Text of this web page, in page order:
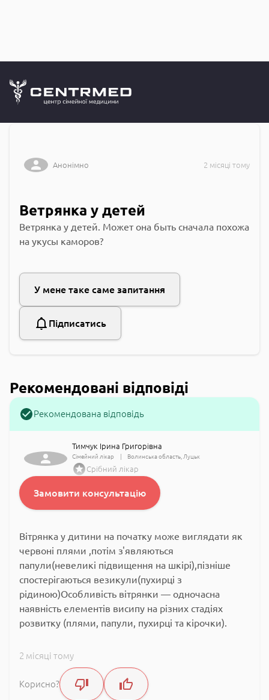
CENTRMED: Задай питання лікарю онлайн
Анонімно 2 місяці тому
Ветрянка у детей
Ветрянка у детей. Может она быть сначала похожа
на укусы каморов?
У мене таке саме запитання
Підписатись
Рекомендовані відповіді
Рекомендована відповідь
Тимчук Ірина Григорівна
Сімейний лікар Волинська область Луцьк
Срібний лікар
Замовити консультацію
Вітрянка у дитини на початку може виглядати як
червоні плями ,потім з'являються
папули(невеликі підвищення на шкірі),пізніше
спостерігаються везикули(пухирці з
рідиною)Особливість вітрянки — одночасна
наявність елементів висипу на різних стадіях
розвитку (плями, папули, пухирці та кірочки).
2 місяці тому
Корисно?